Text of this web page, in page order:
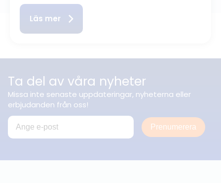
Läs mer
Ta del av våra nyheter
Missa inte senaste uppdateringar, nyheterna eller
erbjudanden från oss!
Prenumerera